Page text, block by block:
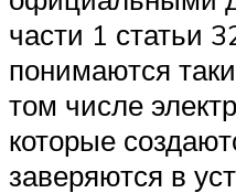
части 1 статьи
понимаются
том числе
которые
заверяются в